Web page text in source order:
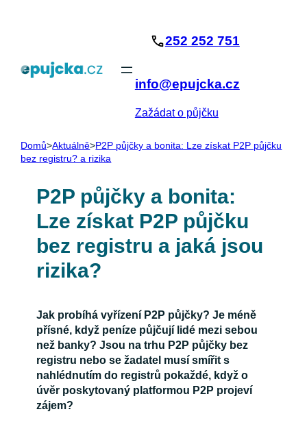
252 252 751
info@epujcka.cz
Zažádat o půjčku
Domů>Aktuálně>P2P půjčky a bonita: Lze získat P2P půjčku
bez registru? a rizika
P2P půjčky a bonita:
Lze získat P2P půjčku
bez registru a jaká jsou
rizika?
Jak probíhá vyřízení P2P půjčky? Je méně
přísné, když peníze půjčují lidé mezi sebou
než banky? Jsou na trhu P2P půjčky bez
registru nebo se žadatel musí smířit s
nahlédnutím do registrů pokaždé, když o
úvěr poskytovaný platformou P2P projeví
zájem?